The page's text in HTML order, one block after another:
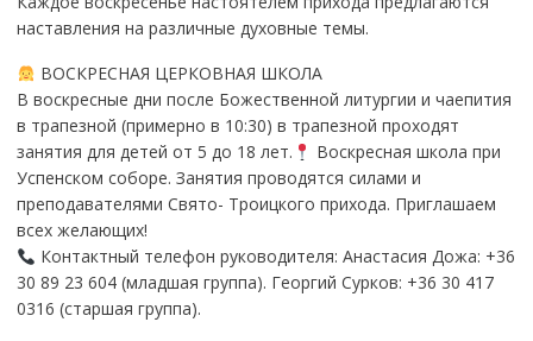
наставления на различные духовные темы.
ВОСКРЕСНАЯ ЦЕРКОВНАЯ ШКОЛА
В воскресные дни после Божественной литургии и чаепития
в трапезной (примерно в 10:30) в трапезной проходят
занятия для детей от 5 до 18 лет.
Воскресная школа при
Успенском соборе. Занятия проводятся силами и
преподавателями Свято- Троицкого прихода. Приглашаем
всех желающих!
Контактный телефон руководителя: Анастасия Дожа: +36
30 89 23 604 (младшая группа). Георгий Сурков: +36 30 417
0316 (старшая группа).